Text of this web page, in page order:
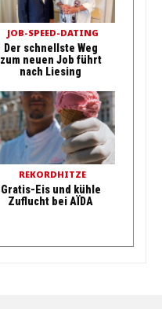
JOB-SPEED-DATING
Der schnellste Weg
zum neuen Job führt
nach Liesing
REKORDHITZE
Gratis-Eis und kühle
Zuflucht bei AÏDA